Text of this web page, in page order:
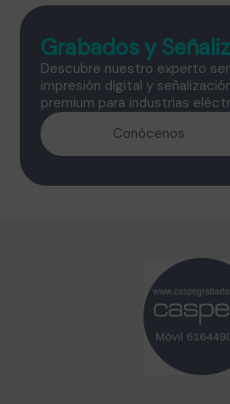
Grabados y
Descubre nuestro experto
impresión digital y
premium para industrias
Conócenos